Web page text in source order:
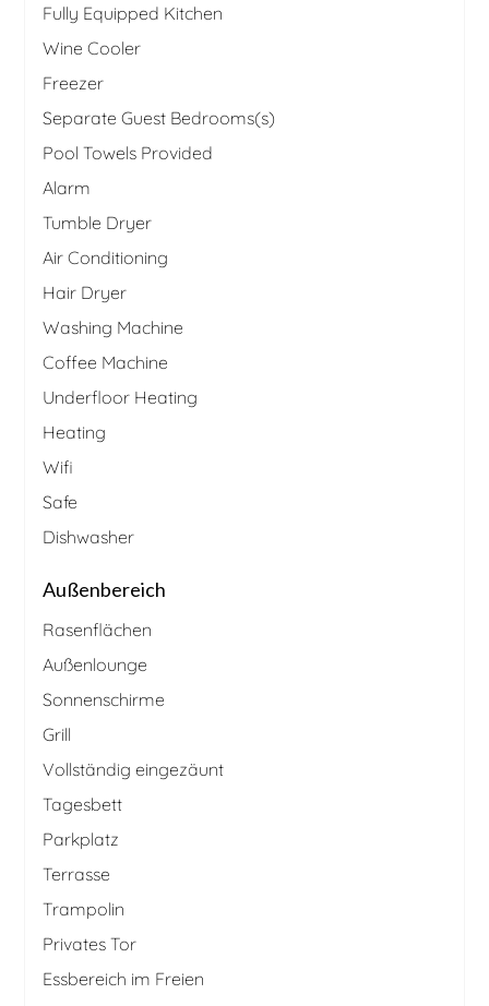
Fully Equipped Kitchen
Wine Cooler
Freezer
Separate Guest Bedrooms(s)
Pool Towels Provided
Alarm
Tumble Dryer
Air Conditioning
Hair Dryer
Washing Machine
Coffee Machine
Underfloor Heating
Heating
Wifi
Safe
Dishwasher
Außenbereich
Rasenflächen
Außenlounge
Sonnenschirme
Grill
Vollständig eingezäunt
Tagesbett
Parkplatz
Terrasse
Trampolin
Privates Tor
Essbereich im Freien